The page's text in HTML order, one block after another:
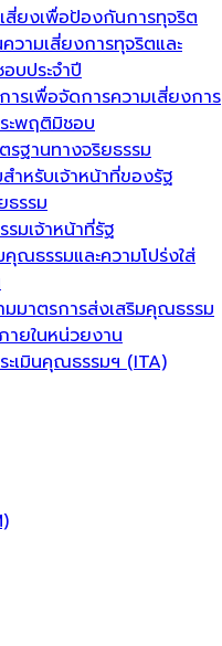
สี่ยงเพื่อป้องกันการทุจริต
ความเสี่ยงการทุจริตและ
บประจำปี
ารเพื่อจัดการความเสี่ยงการ
ะพฤติมิชอบ
รฐานทางจริยธรรม
ำหรับเจ้าหน้าที่ของรัฐ
ธรรม
รมเจ้าหน้าที่รัฐ
ณธรรมและความโปร่งใส่
มมาตรการส่งเสริมคุณธรรม
ายในหน่วยงาน
ะเมินคุณธรรมฯ (ITA)